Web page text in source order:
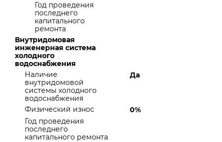
Год проведения
последнего
капитального
ремонта
Внутридомовая
инженерная система
холодного
водоснабжения
Наличие
внутридомовой
системы холодного
водоснабжения
Да
Физический износ
0%
Год проведения
последнего
капитального ремонта